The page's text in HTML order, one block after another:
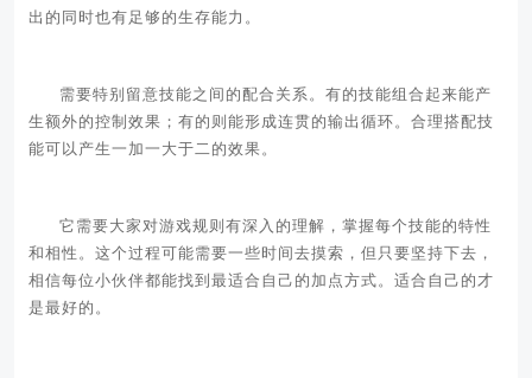
出的同时也有足够的生存能力。
需要特别留意技能之间的配合关系。有的技能组合起来能产
生额外的控制效果；有的则能形成连贯的输出循环。合理搭配技
能可以产生一加一大于二的效果。
它需要大家对游戏规则有深入的理解，掌握每个技能的特性
和相性。这个过程可能需要一些时间去摸索，但只要坚持下去，
相信每位小伙伴都能找到最适合自己的加点方式。适合自己的才
是最好的。